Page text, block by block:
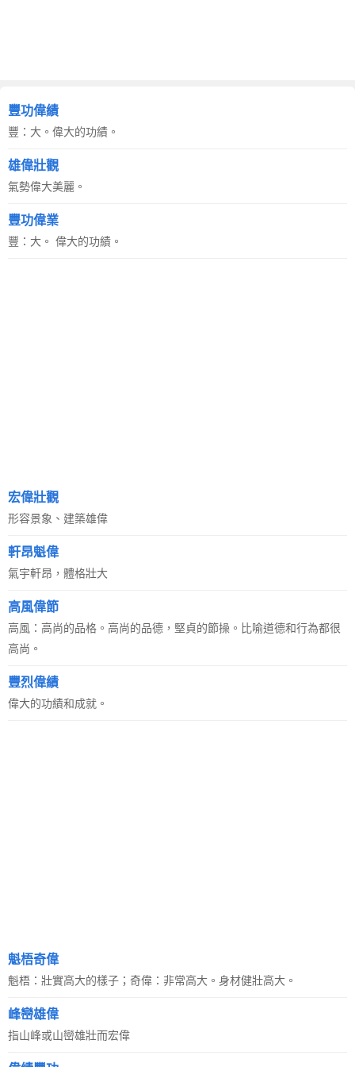
豐功偉績
豐：大。偉大的功績。
雄偉壯觀
氣勢偉大美麗。
豐功偉業
豐：大。 偉大的功績。
宏偉壯觀
形容景象、建築雄偉
軒昂魁偉
氣宇軒昂，體格壯大
高風偉節
高風：高尚的品格。高尚的品德，堅貞的節操。比喻道德和行為都很
高尚。
豐烈偉績
偉大的功績和成就。
魁梧奇偉
魁梧：壯實高大的樣子；奇偉：非常高大。身材健壯高大。
峰巒雄偉
指山峰或山巒雄壯而宏偉